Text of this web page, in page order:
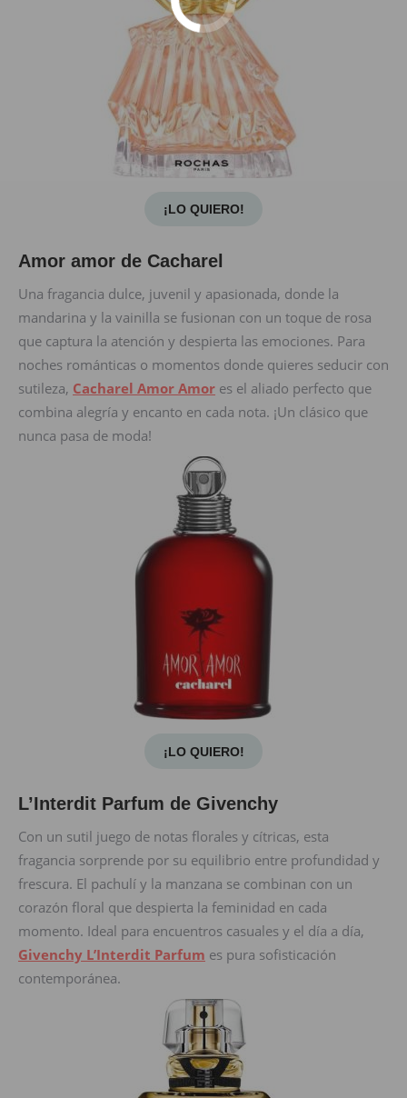
¡LO QUIERO!
Amor amor de Cacharel
Una fragancia dulce, juvenil y apasionada, donde la
mandarina y la vainilla se fusionan con un toque de rosa
que captura la atención y despierta las emociones. Para
noches románticas o momentos donde quieres seducir con
sutileza, Cacharel Amor Amor es el aliado perfecto que
combina alegría y encanto en cada nota. ¡Un clásico que
nunca pasa de moda!
¡LO QUIERO!
L’Interdit Parfum de Givenchy
Con un sutil juego de notas florales y cítricas, esta
fragancia sorprende por su equilibrio entre profundidad y
frescura. El pachulí y la manzana se combinan con un
corazón floral que despierta la feminidad en cada
momento. Ideal para encuentros casuales y el día a día,
Givenchy L’Interdit Parfum es pura sofisticación
contemporánea.